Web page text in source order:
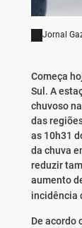
Jornal
Começa
Sul. A
chuvoso
das
as 10h31
da chuva
reduzir
aumento
incidência
De acordo